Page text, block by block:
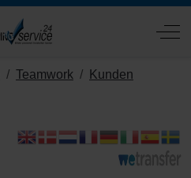
Off-
Teamwork
Kunden